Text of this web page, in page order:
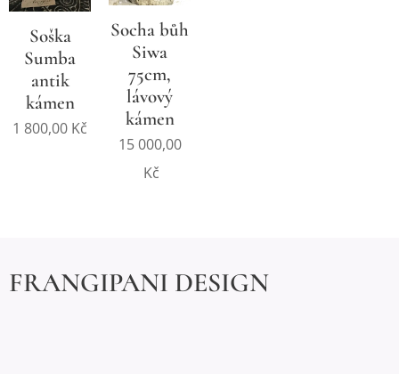
Soška
Sumba
antik
kámen
1 800,00 Kč
Socha bůh
Siwa
75cm,
lávový
kámen
15 000,00
Kč
FRANGIPANI DESIGN